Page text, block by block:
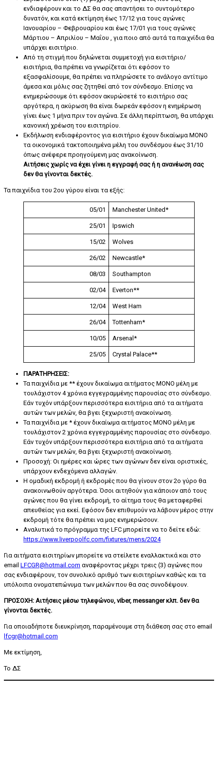
ενδιαφέρουν και το ΔΣ θα σας απαντήσει το συντομότερο
δυνατόν, και κατά εκτίμηση έως 17/12 για τους αγώνες
Ιανουαρίου – Φεβρουαρίου και έως 17/01 για τους αγώνες
Μάρτιου – Απριλίου – Μαΐου , για ποιο από αυτά τα παιχνίδια θα
υπάρχει εισιτήριο.
Από τη στιγμή που δηλώνεται συμμετοχή για εισιτήριο/
εισιτήρια, θα πρέπει να γνωρίζεται ότι εφόσον το
εξασφαλίσουμε, θα πρέπει να πληρώσετε το ανάλογο αντίτιμο
άμεσα και μόλις σας ζητηθεί από τον σύνδεσμο. Επίσης να
ενημερώσουμε ότι εφόσον ακυρώσετέ το εισιτήριο σας
αργότερα, η ακύρωση θα είναι δωρεάν εφόσον η ενημέρωση
γίνει έως 1 μήνα πριν τον αγώνα. Σε άλλη περίπτωση, θα υπάρχει
κανονική χρέωση του εισιτηρίου.
Εκδήλωση ενδιαφέροντος για εισιτήριο έχουν δικαίωμα MONO
τα οικονομικά τακτοποιημένα μέλη του συνδέσμου έως 31/10
όπως ανέφερε προηγούμενη μας ανακοίνωση.
Αιτήσεις χωρίς να έχει γίνει η εγγραφή σας ή η ανανέωση σας
δεν θα γίνονται δεκτές.
Τα παιχνίδια του 2ου γύρου είναι τα εξής:
05/01 Manchester United*
25/01 Ipswich
15/02 Wolves
26/02 Newcastle*
08/03 Southampton
02/04 Everton**
12/04 West Ham
26/04 Tottenham*
10/05 Arsenal*
25/05 Crystal Palace**
ΠΑΡΑΤΗΡΗΣΕΙΣ:
Τα παιχνίδια με ** έχουν δικαίωμα αιτήματος ΜΟΝΟ μέλη με
τουλάχιστον 4 χρόνια εγγεγραμμένης παρουσίας στο σύνδεσμο.
Εάν τυχόν υπάρξουν περισσότερα εισιτήρια από τα αιτήματα
αυτών των μελών, θα βγει ξεχωριστή ανακοίνωση.
Τα παιχνίδια με * έχουν δικαίωμα αιτήματος ΜΟΝΟ μέλη με
τουλάχιστον 2 χρόνια εγγεγραμμένης παρουσίας στο σύνδεσμο.
Εάν τυχόν υπάρξουν περισσότερα εισιτήρια από τα αιτήματα
αυτών των μελών, θα βγει ξεχωριστή ανακοίνωση.
Προσοχή: Οι ημέρες και ώρες των αγώνων δεν είναι οριστικές,
υπάρχουν ενδεχόμενα αλλαγών.
Η ομαδική εκδρομή ή εκδρομές που θα γίνουν στον 2ο γύρο θα
ανακοινωθούν αργότερα. Όσοι αιτηθούν για κάποιον από τους
αγώνες που θα γίνει εκδρομή, το αίτημα τους θα μεταφερθεί
απευθείας για εκεί. Εφόσον δεν επιθυμούν να λάβουν μέρος στην
εκδρομή τότε θα πρέπει να μας ενημερώσουν.
Αναλυτικά το πρόγραμμα της LFC μπορείτε να το δείτε εδώ:
https://www.liverpoolfc.com/fixtures/mens/2024
Για αιτήματα εισιτηρίων μπορείτε να στείλετε εναλλακτικά και στο
email LFCGR@hotmail.com αναφέροντας μέχρι τρεις (3) αγώνες που
σας ενδιαφέρουν, τον συνολικό αριθμό των εισιτηρίων καθώς και τα
υπόλοιπα ονοματεπώνυμα των μελών που θα σας συνοδέψουν.
ΠΡΟΣΟΧΗ: Αιτήσεις μέσω τηλεφώνου, viber, messanger κλπ. δεν θα
γίνονται δεκτές.
Για οποιαδήποτε διευκρίνηση, παραμένουμε στη διάθεση σας στο email
lfcgr@hotmail.com
Με εκτίμηση,
Το ΔΣ